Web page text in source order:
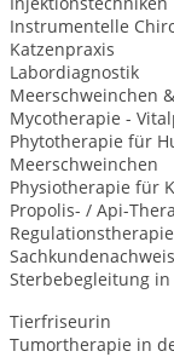
Instrumentelle
Katzenpraxis
Labordiagnostik
Meerschweinchen
Mycotherapie -
Phytotherapie für
Meerschweinchen
Physiotherapie für
Propolis- / Api-
Sterbebegleitung
Tierfriseurin
Tumortherapie in